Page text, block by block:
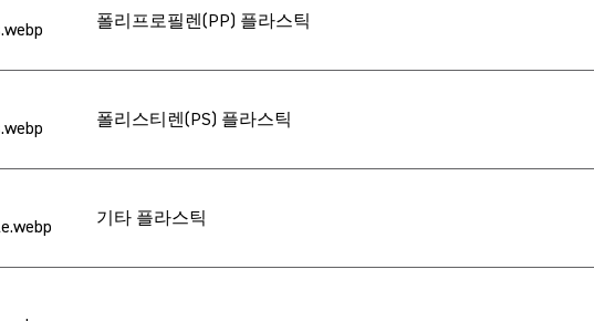
폴리프로필렌(PP) 플라스틱
폴리스티렌(PS) 플라스틱
기타 플라스틱